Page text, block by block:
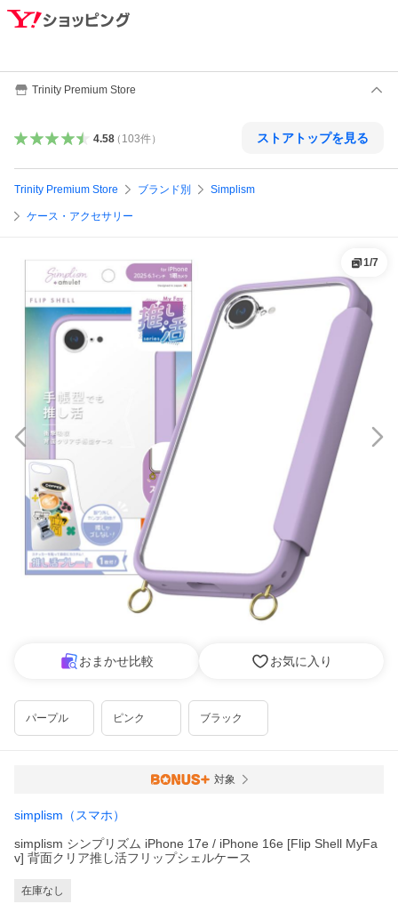
Trinity Premium Store
4.58（ 103件） ストアトップを見る
Trinity Premium Store ブランド別 Simplism
ケース・アクセサリー
1/7
おまかせ比較 お気に入り
パープル ピンク ブラック
対象
simplism（スマホ）
simplism シンプリズム iPhone 17e / iPhone 16e [Flip Shell MyFa
v] 背面クリア推し活フリップシェルケース
在庫なし